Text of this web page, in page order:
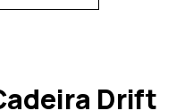
Drift